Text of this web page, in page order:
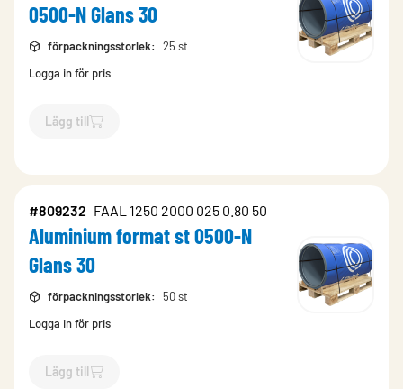
0500-N Glans 30
förpackningsstorlek:
25 st
Logga in för pris
Lägg till
`$Lägg till
#809232 FAAL 1250 2000 025 0.80 50
Aluminium format st 0500-N
Glans 30
förpackningsstorlek:
50 st
Logga in för pris
Lägg till
`$Lägg till